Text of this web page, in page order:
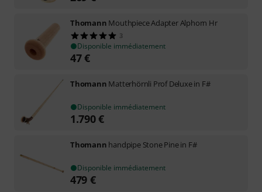
Thomann Mouthpiece Adapter Alphorn Hr
3
Disponible immédiatement
47€
Thomann Matterhörnli Prof Deluxe in F#
Disponible immédiatement
1.790€
Thomann handpipe Stone Pine in F#
Disponible immédiatement
479 €